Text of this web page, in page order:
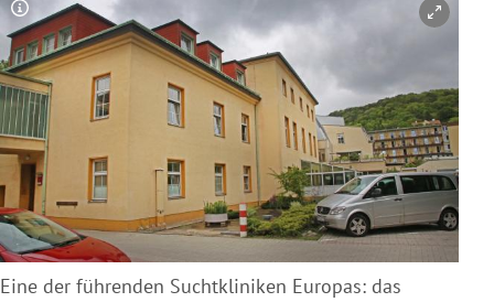
Copyright-Hinweis öffnen/schließen
Eine der führenden Suchtkliniken Europas: das